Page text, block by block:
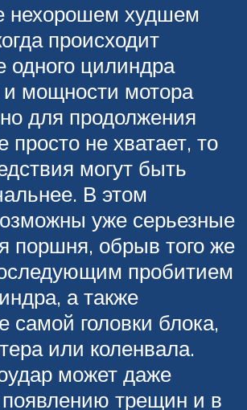
нехорошем худшем
происходит
одного цилиндра
мощности мотора
для продолжения
просто не хватает, то
могут быть
В этом
уже серьезные
поршня, обрыв того же
пробитием
а также
самой головки блока,
или коленвала.
может даже
появлению трещин и в